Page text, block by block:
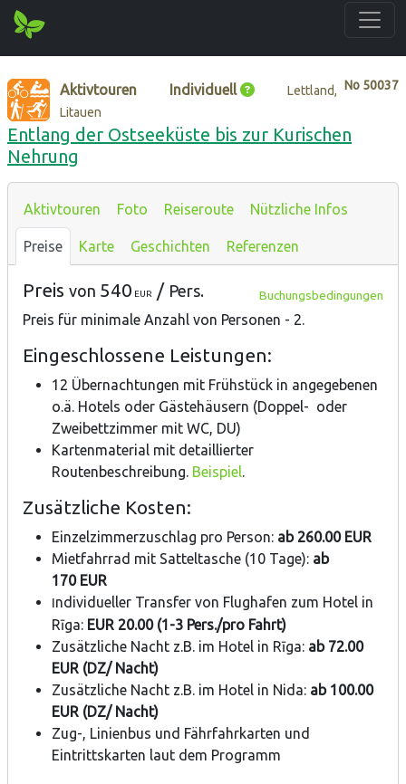
No 50037
Aktivtouren Individuell
Lettland,
Litauen
Entlang der Ostseeküste bis zur Kurischen
Nehrung
Aktivtouren Foto Reiseroute Nützliche Infos
Preise Karte Geschichten Referenzen
Preis von 540 EUR / Pers. Buchungsbedingungen
Preis für minimale Anzahl von Personen - 2.
Eingeschlossene Leistungen:
12 Übernachtungen mit Frühstück in angegebenen
o.ä. Hotels oder Gästehäusern (Doppel- oder
Zweibettzimmer mit WC, DU)
Kartenmaterial mit detaillierter
Routenbeschreibung. Beispiel.
Zusätzliche Kosten:
Einzelzimmerzuschlag pro Person: ab 260.00 EUR
Mietfahrrad mit Satteltasche (10 Tage): ab
170 EUR
ndividueller Transfer von Flughafen zum Hotel in
Rīga: EUR 20.00 (1-3 Pers./pro Fahrt)
Zusätzliche Nacht z.B. im Hotel in Rīga: ab 72.00
EUR (DZ/ Nacht)
Zusätzliche Nacht z.B. im Hotel in Nida: ab 100.00
EUR (DZ/ Nacht)
Zug-, Linienbus und Fährfahrkarten und
Eintrittskarten laut dem Programm